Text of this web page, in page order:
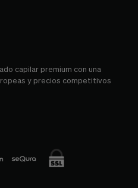
capilar premium con una
y precios competitivos